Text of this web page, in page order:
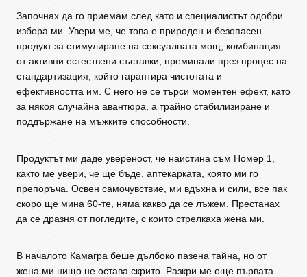
Започнах да го приемам след като и специалистът одобри
избора ми. Увери ме, че това е природен и безопасен
продукт за стимулиране на сексуалната мощ, комбинация
от активни естествени съставки, преминали през процес на
стандартизация, който гарантира чистотата и
ефективността им. С него не се търси моментен ефект, като
за някоя случайна авантюра, а трайно стабилизиране и
поддържане на мъжките способности.
Продуктът ми даде увереност, че наистина съм Номер 1,
както ме увери, че ще бъде, аптекарката, която ми го
препоръча. Освен самочувствие, ми вдъхна и сили, все пак
скоро ще мина 60-те, няма какво да се лъжем. Престанах
да се дразня от погледите, с които стрелкаха жена ми.
В началото Камагра беше дълбоко пазена тайна, но от
жена ми нищо не остава скрито. Разкри ме още първата